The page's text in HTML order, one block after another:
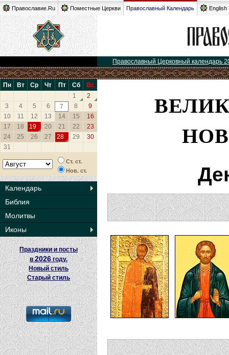
Православие.Ru Поместные Церкви Православный Календарь English
Православный Церковный календарь
Пн Вт Ср Чт Пт Сб
Вс
1
2
3
4 5 6 7 8
9
10
11 12 13 14 15
16
17
18 19 20 21 22
23
24
25 26 27 28 29
30
31
Ст. ст.
Нов. ст.
Календарь
Библия
Молитвы
Иконы
Праздники и посты
в2026 году.
Новый стиль
Старый стиль